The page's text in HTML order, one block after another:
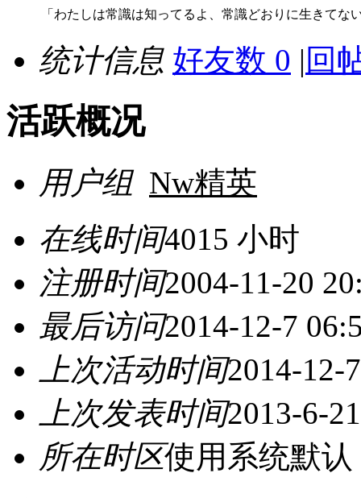
「わたしは常識は知ってるよ、常識どおりに生きてな
统计信息 好友数 0 | 回
活跃概况
用户组 Nw精英
在线时间4015 小时
注册时间2004-11-20
最后访问2014-12-7
上次活动时间2014-12-
上次发表时间2013-6-
所在时区使用系统默认